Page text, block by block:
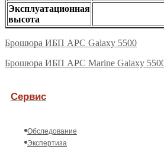
Эксплуатационная
высота
Брошюра ИБП APC Galaxy 5500
Брошюра ИБП APC Marine Galaxy
Сервис
Обследование
Экспертиза